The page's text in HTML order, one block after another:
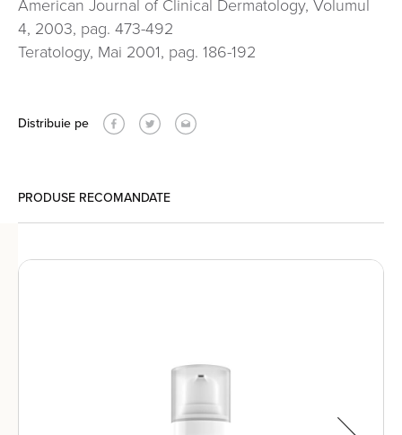
American Journal of Clinical Dermatology, Volumul
4, 2003, pag. 473-492
Teratology, Mai 2001, pag. 186-192
Distribuie pe
PRODUSE RECOMANDATE